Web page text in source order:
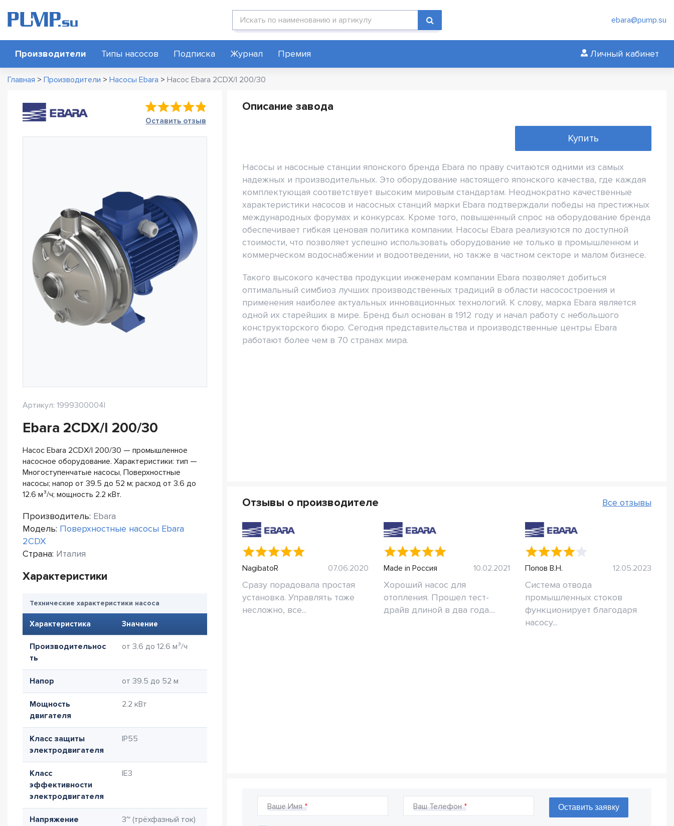
Поиск по каталогу ebara@pump.su
Производители Типы насосов Подписка Журнал Премия Личный кабинет
Главная > Производители > Насосы Ebara > Насос Ebara 2CDX/I 200/30
Оставить отзыв
Артикул: 1999300004I
Ebara 2CDX/I 200/30
Насос Ebara 2CDX/I 200/30 — промышленное
насосное оборудование. Характеристики: тип —
Многоступенчатые насосы, Поверхностные
насосы; напор от 39.5 до 52 м; расход от 3.6 до
12.6 м³/ч; мощность 2.2 кВт.
Производитель: Ebara
Модель: Поверхностные насосы Ebara
2CDX
Страна: Италия
Характеристики
Технические характеристики насоса
Характеристика Значение
Производительнос
ть
от 3.6 до 12.6 м³/ч
Напор от 39.5 до 52 м
Мощность
двигателя
2.2 кВт
Класс защиты
электродвигателя
IP55
Класс
эффективности
электродвигателя
IE3
Напряжение 3~ (трёхфазный ток)
Описание завода
Купить
Насосы и насосные станции японского бренда Ebara по праву считаются одними из самых
надежных и производительных. Это оборудование настоящего японского качества, где каждая
комплектующая соответствует высоким мировым стандартам. Неоднократно качественные
характеристики насосов и насосных станций марки Ebara подтверждали победы на престижных
международных форумах и конкурсах. Кроме того, повышенный спрос на оборудование бренда
обеспечивает гибкая ценовая политика компании. Насосы Ebara реализуются по доступной
стоимости, что позволяет успешно использовать оборудование не только в промышленном и
коммерческом водоснабжении и водоотведении, но также в частном секторе и малом бизнесе.
Такого высокого качества продукции инженерам компании Ebara позволяет добиться
оптимальный симбиоз лучших производственных традиций в области насосостроения и
применения наиболее актуальных инновационных технологий. К слову, марка Ebara является
одной их старейших в мире. Бренд был основан в 1912 году и начал работу с небольшого
конструкторского бюро. Сегодня представительства и производственные центры Ebara
работают более чем в 70 странах мира.
Отзывы о производителе Все отзывы
NagibatoR 07.06.2020
Сразу порадовала простая
установка. Управлять тоже
несложно, все...
Made in Россия 10.02.2021
Хороший насос для
отопления. Прошел тест-
драйв длиной в два года....
Попов В.Н. 12.05.2023
Система отвода
промышленных стоков
функционирует благодаря
насосу...
Ваше Имя Ваш Телефон